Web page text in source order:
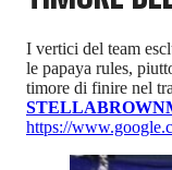
I vertici del team
le papaya rules,
timore di finire nel
STELLABROWN
https://